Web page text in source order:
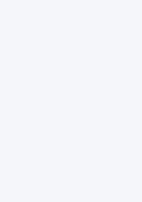
تری روبرو شود. بهره برداری